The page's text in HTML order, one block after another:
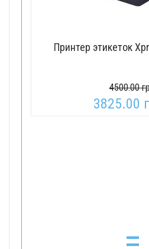
Принтер этикеток
4500.00
3825.00